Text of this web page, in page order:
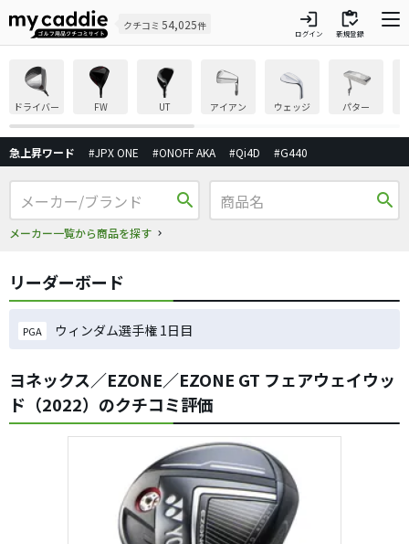
クチコミ 54,025件 login
ログイン
inventory
新規登録
ドライバー FW UT アイアン ウェッジ パター
急上昇ワード #JPX ONE #ONOFF AKA #Qi4D #G440
search
メーカー一覧から商品を探す
search
リーダーボード
PGA ウィンダム選手権 1日目
ヨネックス／EZONE／EZONE GT フェアウェイウッ
ド（2022）のクチコミ評価